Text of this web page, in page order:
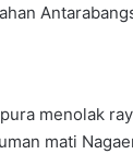
menolak
mati